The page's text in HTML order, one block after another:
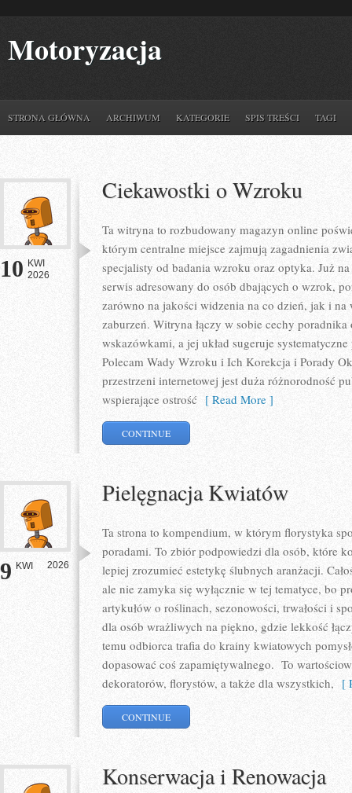
Motoryzacja
STRONA GŁÓWNA ARCHIWUM KATEGORIE SPIS TREŚCI TAGI
10 KWI
2026
Ciekawostki o Wzroku
Ta witryna to rozbudowany magazyn online
którym centralne miejsce zajmują zagadnienia
specjalisty od badania wzroku oraz optyka. Już
serwis adresowany do osób dbających o wzrok,
zarówno na jakości widzenia na co dzień, jak i
zaburzeń. Witryna łączy w sobie cechy
wskazówkami, a jej układ sugeruje
Polecam Wady Wzroku i Ich Korekcja i Porady
przestrzeni internetowej jest duża różnorodność
wspierające ostrość [ Read More ]
CONTINUE
9 KWI 2026
Pielęgnacja Kwiatów
Ta strona to kompendium, w którym florystyka
poradami. To zbiór podpowiedzi dla osób, które
lepiej zrozumieć estetykę ślubnych aranżacji.
ale nie zamyka się wyłącznie w tej tematyce, bo
artykułów o roślinach, sezonowości, trwałości i
dla osób wrażliwych na piękno, gdzie lekkość
temu odbiorca trafia do krainy kwiatowych
dopasować coś zapamiętywalnego. To
dekoratorów, florystów, a także dla wszystkich, [
CONTINUE
Konserwacja i Renowacja